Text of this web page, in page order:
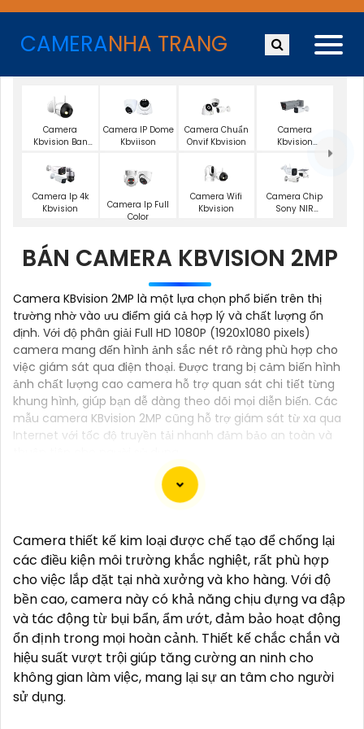
CAMERANHA TRANG
Camera
Kbvision Ban
Camera IP Dome
Kbviison
Camera Chuẩn
Onvif Kbvision
Camera
Kbvision
Camera Ip 4k
Kbvision
Camera Ip Full
Color
Camera Wifi
Kbvision
Camera Chip
Sony NIR
BÁN CAMERA KBVISION 2MP
Camera KBvision 2MP là một lựa chọn phổ biến trên thị
trường nhờ vào ưu điểm giá cả hợp lý và chất lượng ổn
định. Với độ phân giải Full HD 1080P (1920x1080 pixels)
camera mang đến hình ảnh sắc nét rõ ràng phù hợp cho
việc giám sát qua điện thoại. Được trang bị cảm biến hình
ảnh chất lượng cao camera hỗ trợ quan sát chi tiết từng
khung hình, giúp bạn dễ dàng theo dõi mọi diễn biến. Các
mẫu camera KBvision 2MP cũng hỗ trợ giám sát từ xa qua
Internet với tốc độ truyền tải nhanh đảm bảo an toàn và
Đây là một mẫu camera 2.0MP FULL HD rất tốt mà
bạn có thể sử dụng để giám sát và bảo vệ nhà cửa
hoặc cơ sở kinh doanh của mình. Camera này cung
cấp hình ảnh sắc nét, chất lượng cao và có khả
năng quan sát trong đêm thông qua công nghệ
hồng ngoại.
Dưới đây là một mô tả cơ bản về chiếc camera này:
- Độ phân giải: 2.0MP FULL HD- Chất lượng hình ảnh:
Sắc nét, chất lượng cao- Công nghệ hồng ngoại: Có
Camera thiết kế kim loại được chế tạo để chống lại
các điều kiện môi trường khắc nghiệt, rất phù hợp
cho việc lắp đặt tại nhà xưởng và kho hàng. Với độ
bền cao, camera này có khả năng chịu đựng va đập
và tác động từ bụi bẩn, ẩm ướt, đảm bảo hoạt động
ổn định trong mọi hoàn cảnh. Thiết kế chắc chắn và
hiệu suất vượt trội giúp tăng cường an ninh cho
không gian làm việc, mang lại sự an tâm cho người
sử dụng.